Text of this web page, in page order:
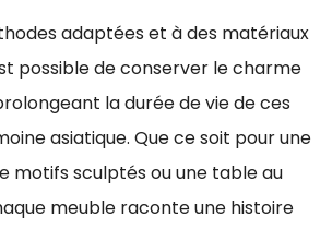
adaptées et à des matériaux
possible de conserver le charme
la durée de vie de ces
asiatique. Que ce soit pour une
motifs sculptés ou une table au
meuble raconte une histoire